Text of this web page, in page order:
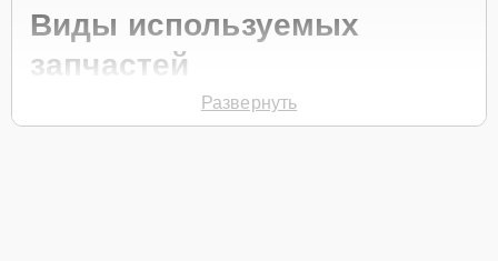
Виды используемых
запчастей
Для ремонта спутникового телефона модели X5-Touch
Развернуть